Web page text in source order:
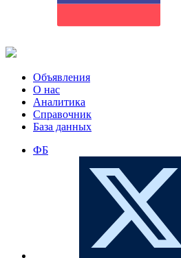
Объявления
О нас
Аналитика
Справочник
База данных
ФБ